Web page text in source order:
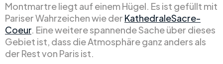
Montmartre liegt auf einem Hügel. Es ist gefüllt mit
Pariser Wahrzeichen wie der KathedraleSacre-
Coeur. Eine weitere spannende Sache über dieses
Gebiet ist, dass die Atmosphäre ganz anders als
der Rest von Paris ist.